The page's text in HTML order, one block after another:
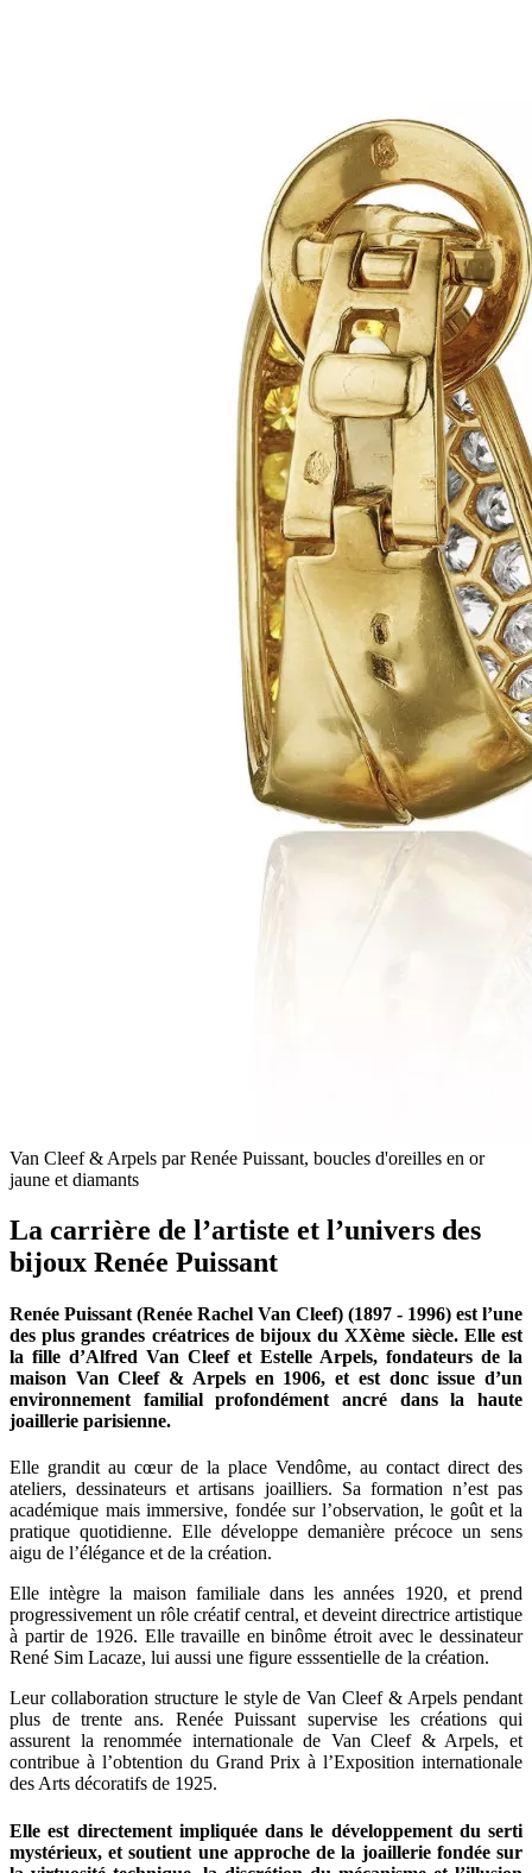
Van Cleef & Arpels par Renée Puissant, boucles d'oreilles en or
jaune et diamants
La carrière de l’artiste et l’univers des
bijoux Renée Puissant
Renée Puissant (Renée Rachel Van Cleef) (1897 - 1996) est l’une
des plus grandes créatrices de bijoux du XXème siècle. Elle est
la fille d’Alfred Van Cleef et Estelle Arpels, fondateurs de la
maison Van Cleef & Arpels en 1906, et est donc issue d’un
environnement familial profondément ancré dans la haute
joaillerie parisienne.
Elle grandit au cœur de la place Vendôme, au contact direct des
ateliers, dessinateurs et artisans joailliers. Sa formation n’est pas
académique mais immersive, fondée sur l’observation, le goût et la
pratique quotidienne. Elle développe demanière précoce un sens
aigu de l’élégance et de la création.
Elle intègre la maison familiale dans les années 1920, et prend
progressivement un rôle créatif central, et deveint directrice artistique
à partir de 1926. Elle travaille en binôme étroit avec le dessinateur
René Sim Lacaze, lui aussi une figure esssentielle de la création.
Leur collaboration structure le style de Van Cleef & Arpels pendant
plus de trente ans. Renée Puissant supervise les créations qui
assurent la renommée internationale de Van Cleef & Arpels, et
contribue à l’obtention du Grand Prix à l’Exposition internationale
des Arts décoratifs de 1925.
Elle est directement impliquée dans le développement du serti
mystérieux, et soutient une approche de la joaillerie fondée sur